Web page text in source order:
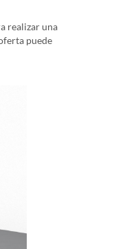
realizar una
puede